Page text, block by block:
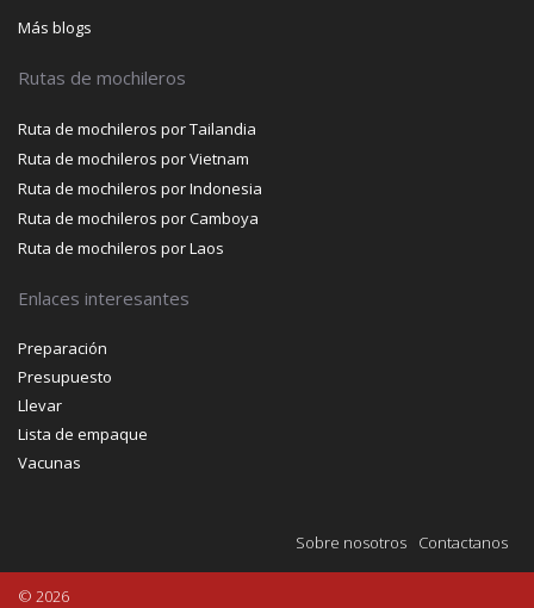
Más blogs
Rutas de mochileros
Ruta de mochileros por Tailandia
Ruta de mochileros por Vietnam
Ruta de mochileros por Indonesia
Ruta de mochileros por Camboya
Ruta de mochileros por Laos
Enlaces interesantes
Preparación
Presupuesto
Llevar
Lista de empaque
Vacunas
Sobre nosotros Contactanos
© 2026